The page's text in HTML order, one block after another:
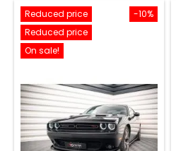
-10%
Reduced price
Reduced price
On sale!